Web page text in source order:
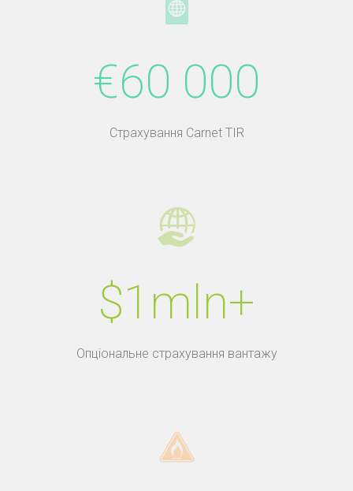
€60 000
Страхування Carnet TIR
$1mln+
Опціональне страхування вантажу